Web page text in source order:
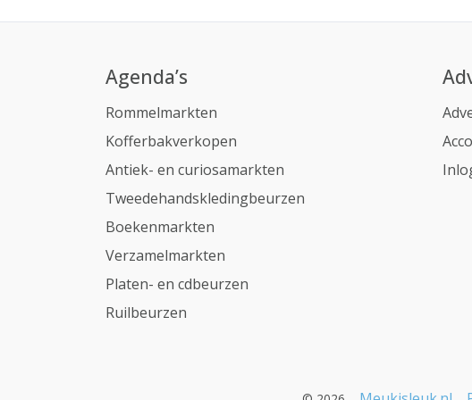
Agenda’s
Rommelmarkten
Kofferbakverkopen
Antiek- en curiosamarkten
Tweedehandskledingbeurzen
Boekenmarkten
Verzamelmarkten
Platen- en cdbeurzen
Ruilbeurzen